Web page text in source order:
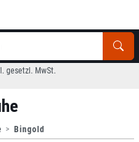
gesetzl. MwSt.
Bingold